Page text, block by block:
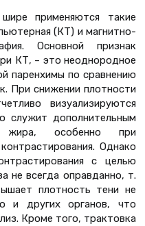
применяются такие
(КТ) и магнитно-
Основной признак
КТ, – это неоднородное
паренхимы по сравнению
При снижении плотности
визуализируются
служит дополнительным
жира, особенно при
Однако
с целью
не всегда оправданно, т.
плотность тени не
и других органов, что
Кроме того, трактовка